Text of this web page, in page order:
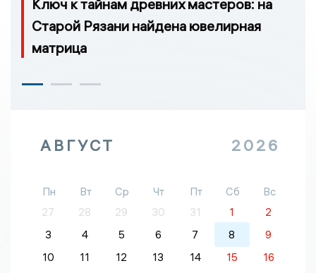
Ключ к тайнам древних мастеров: на
Старой Рязани найдена ювелирная
матрица
АВГУСТ 2026
Пн Вт Ср Чт Пт Сб
Вс
27
28 29 30 31 1
2
3
4 5 6 7 8
9
10
11 12 13 14 15
16